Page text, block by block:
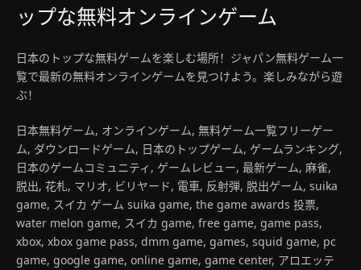
ップな無料オンラインゲーム
日本のトップな無料ゲームを楽しむ場所！ジャパン無料ゲーム一
覧で最新の無料オンラインゲームを見つけよう。楽しみながら遊
ぶ！
日本無料ゲーム, オンラインゲーム, 無料ゲーム一覧フリーゲー
ム, ダウンロードゲーム, 日本のトップゲーム, ゲームランキング,
日本のゲームコミュニティ, ゲームレビュー, 最新ゲーム, 麻雀,
脱出, 花札, マリオ, ビリヤード, 電車, 反射弾, 脱出ゲーム, suika
game, スイカ ゲーム suika game, the game awards 投票,
water melon game, スイカ game, free game, game pass,
xbox, xbox game pass, dmm game, games, squid game, pc
game, google game, online game, game center, アロエッテ